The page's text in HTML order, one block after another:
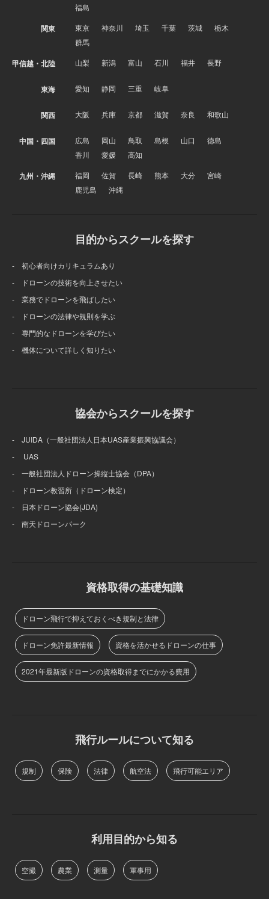
福島
関東 東京 神奈川 埼玉 千葉 茨城
栃木
群馬
甲信越・北陸 山梨 新潟 富山 石川 福井 長野
東海 愛知 静岡 三重 岐阜
関西 大阪 兵庫 京都 滋賀 奈良 和歌山
中国・四国 広島 岡山 鳥取 島根 山口
徳島
香川
愛媛 高知
九州・沖縄 福岡 佐賀 長崎 熊本 大分
宮崎
鹿児島
沖縄
目的からスクールを探す
- 初心者向けカリキュラムあり
- ドローンの技術を向上させたい
- 業務でドローンを飛ばしたい
- ドローンの法律や規則を学ぶ
- 専門的なドローンを学びたい
- 機体について詳しく知りたい
協会からスクールを探す
- JUIDA（一般社団法人日本UAS産業振興協議会）
- UAS
- 一般社団法人ドローン操縦士協会（DPA）
- ドローン教習所（ドローン検定）
- 日本ドローン協会(JDA)
- 南天ドローンパーク
資格取得の基礎知識
ドローン飛行で抑えておくべき規制と法律
ドローン免許最新情報 資格を活かせるドローンの仕事
2021年最新版ドローンの資格取得までにかかる費用
飛行ルールについて知る
規制 保険 法律 航空法 飛行可能エリア
利用目的から知る
空撮 農業 測量 軍事用